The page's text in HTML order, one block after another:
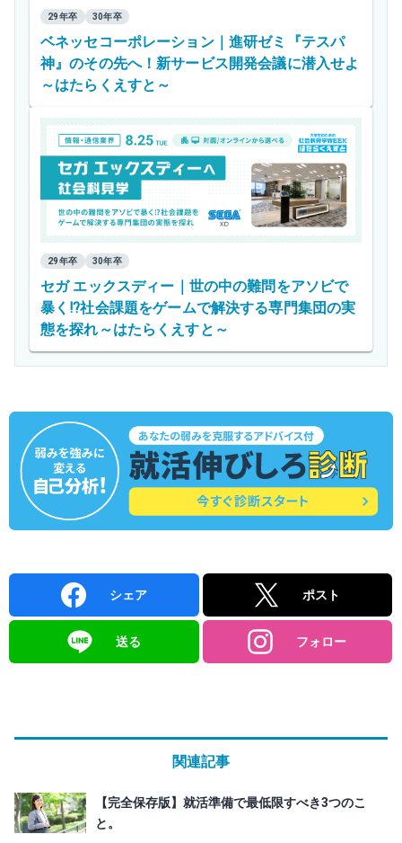
29年卒 30年卒
ベネッセコーポレーション｜進研ゼミ『テスパ
神』のその先へ！新サービス開発会議に潜入せよ
～はたらくえすと～
29年卒 30年卒
セガ エックスディー｜世の中の難問をアソビで
暴く⁉社会課題をゲームで解決する専門集団の実
態を探れ～はたらくえすと～
シェア ポスト
送る フォロー
関連記事
【完全保存版】就活準備で最低限すべき3つのこ
と。